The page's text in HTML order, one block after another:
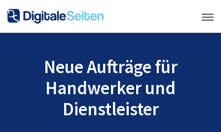
Neue Aufträge für
Handwerker und
Dienstleister